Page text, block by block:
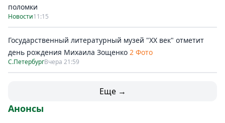
поломки
Новости11:15
Государственный литературный музей "ХХ век" отметит
день рождения Михаила Зощенко 2 Фото
С.ПетербургВчера 21:59
Еще →
Анонсы